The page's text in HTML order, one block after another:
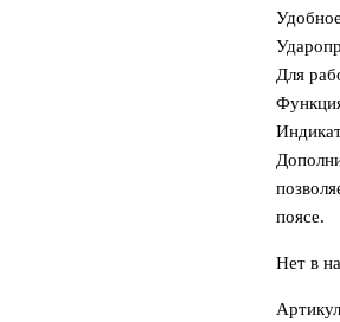
Для
поясе.
Нет в